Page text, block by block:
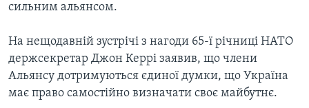
сильним альянсом.
На нещодавній зустрічі з нагоди 65-ї річниці НАТО
держсекретар Джон Керрі заявив, що члени
Альянсу дотримуються єдиної думки, що Україна
має право самостійно визначати своє майбутнє.